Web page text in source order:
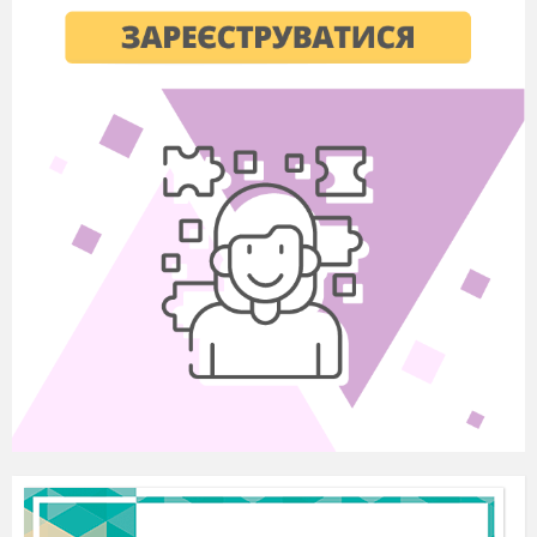
(2)
де А заг - розмір амортизації, грн :
Т - термін служби основних фондів, у
Відшкодування вартості основних фондів
виконується по нормі амортизації.
Норма амортизації- це встановлений
розмір амортизаційних відрахувань по
конкретному виду ( групі,підгрупі) основних
фондів, . виражених у відсотках до їхньої вартості
грн: Норму амортизації Нам розраховують по
П